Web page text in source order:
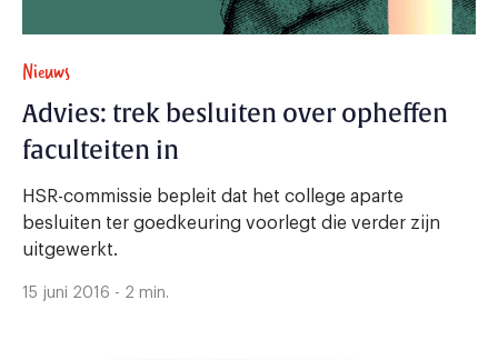
Nieuws
Advies: trek besluiten over opheffen
faculteiten in
HSR-commissie bepleit dat het college aparte
besluiten ter goedkeuring voorlegt die verder zijn
uitgewerkt.
15 juni 2016 - 2 min.